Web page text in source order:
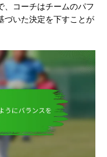
、コーチはチームのパフ
づいた決定を下すことが